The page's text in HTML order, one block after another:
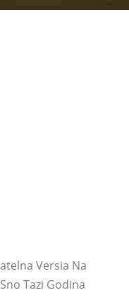
Versia Na
Tazi Godina